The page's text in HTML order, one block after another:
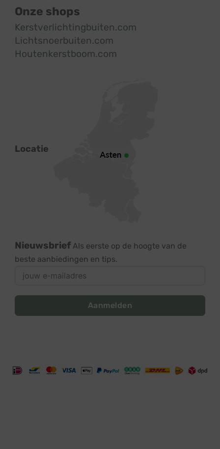
Onze shops
Kerstverlichtingbuiten.com
Lichtsnoerbuiten.com
Houtenkerstboom.com
Locatie
Nieuwsbrief Als eerste op de hoogte van de
beste aanbiedingen en tips.
Aanmelden